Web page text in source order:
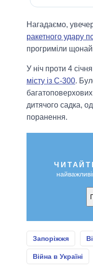
Нагадаємо,
ракетного удару
прогриміли
У ніч проти 4
місту із С-300.
дитячого садка,
поранення.
Запоріжжя
Війна в Україні